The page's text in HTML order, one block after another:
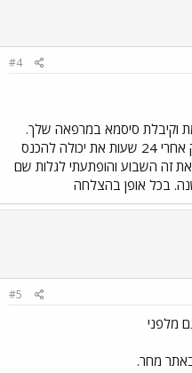
#4
וקיבלת סיסמא במרפאה שלך.
אם לא את יכולה להרשם ורק אחרי 24 שעות את יכולה להכנס
זה השבוע והופתעתי לגלות שם
בכל אופן בהצלחה
#5
מלפני
מחר.